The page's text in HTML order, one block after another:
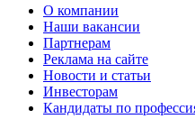
О компании
Наши вакансии
Партнерам
Реклама на сайте
Новости и статьи
Инвесторам
Кандидаты по